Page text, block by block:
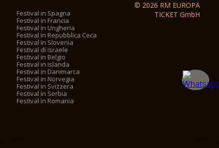
Festival in Spagna
Festival in Francia
Festival in Ungheria
Festival in Repubblica Ceca
Festival in Slovenia
Festival di Israele
Festival in Belgio
Festival in Islanda
Festival in Danimarca
Festival in Norvegia
Festival in Svizzera
Festival in Serbia
Festival in Romania
© 2026 RM EUROPA
TICKET GmbH